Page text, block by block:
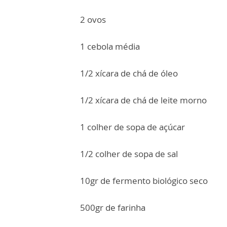
2 ovos
1 cebola média
1/2 xícara de chá de óleo
1/2 xícara de chá de leite morno
1 colher de sopa de açúcar
1/2 colher de sopa de sal
10gr de fermento biológico seco
500gr de farinha